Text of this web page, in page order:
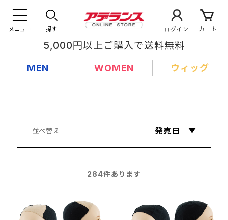
メニュー 探す ログイン カート
5,000円以上ご購入で送料無料
MEN WOMEN ウィッグ
284件あります